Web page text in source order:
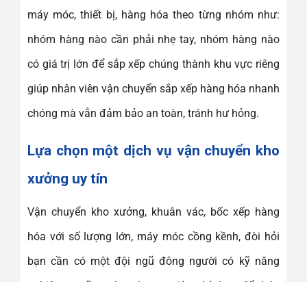
máy móc, thiết bị, hàng hóa theo từng nhóm như:
nhóm hàng nào cần phải nhẹ tay, nhóm hàng nào
có giá trị lớn để sắp xếp chúng thành khu vực riêng
giúp nhân viên vận chuyển sắp xếp hàng hóa nhanh
chóng mà vẫn đảm bảo an toàn, tránh hư hỏng.
Lựa chọn một dịch vụ vận chuyển kho
xưởng uy tín
Vận chuyển kho xưởng, khuân vác, bốc xếp hàng
hóa với số lượng lớn, máy móc cồng kềnh, đòi hỏi
bạn cần có một đội ngũ đông người có kỹ năng